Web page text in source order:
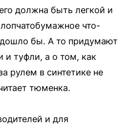
должна быть легкой и
что-
бы. А то придумают
туфли, а о том, как
рулем в синтетике не
тюменка.
и для